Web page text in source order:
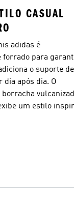
CASUAL
adidas é
forrado para
o suporte
dia após dia. O
um estilo